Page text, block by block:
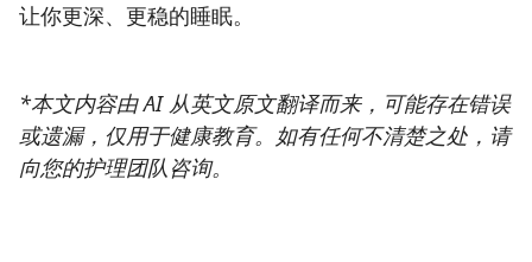
让你更深、更稳的睡眠。
*本文内容由 AI 从英文原文翻译而来，可能存在错误
或遗漏，仅用于健康教育。如有任何不清楚之处，请
向您的护理团队咨询。